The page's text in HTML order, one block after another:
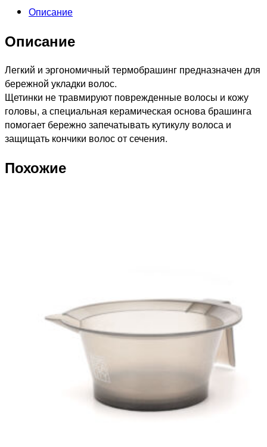
ионовым
с
65мм
Описание
Описание
Легкий и эргономичный термобрашинг предназначен для
бережной укладки волос.
Щетинки не травмируют поврежденные волосы и кожу
головы, а специальная керамическая основа брашинга
помогает бережно запечатывать кутикулу волоса и
защищать кончики волос от сечения.
Похожие